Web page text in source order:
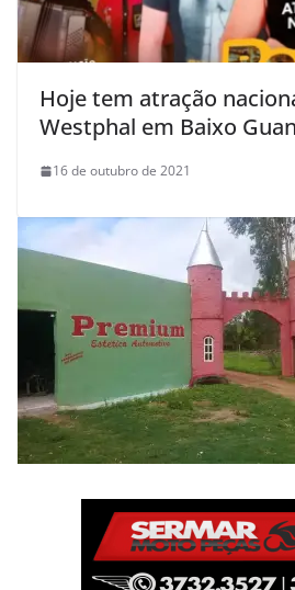
Hoje tem atração
Westphal em Baixo
16 de outubro de 2021